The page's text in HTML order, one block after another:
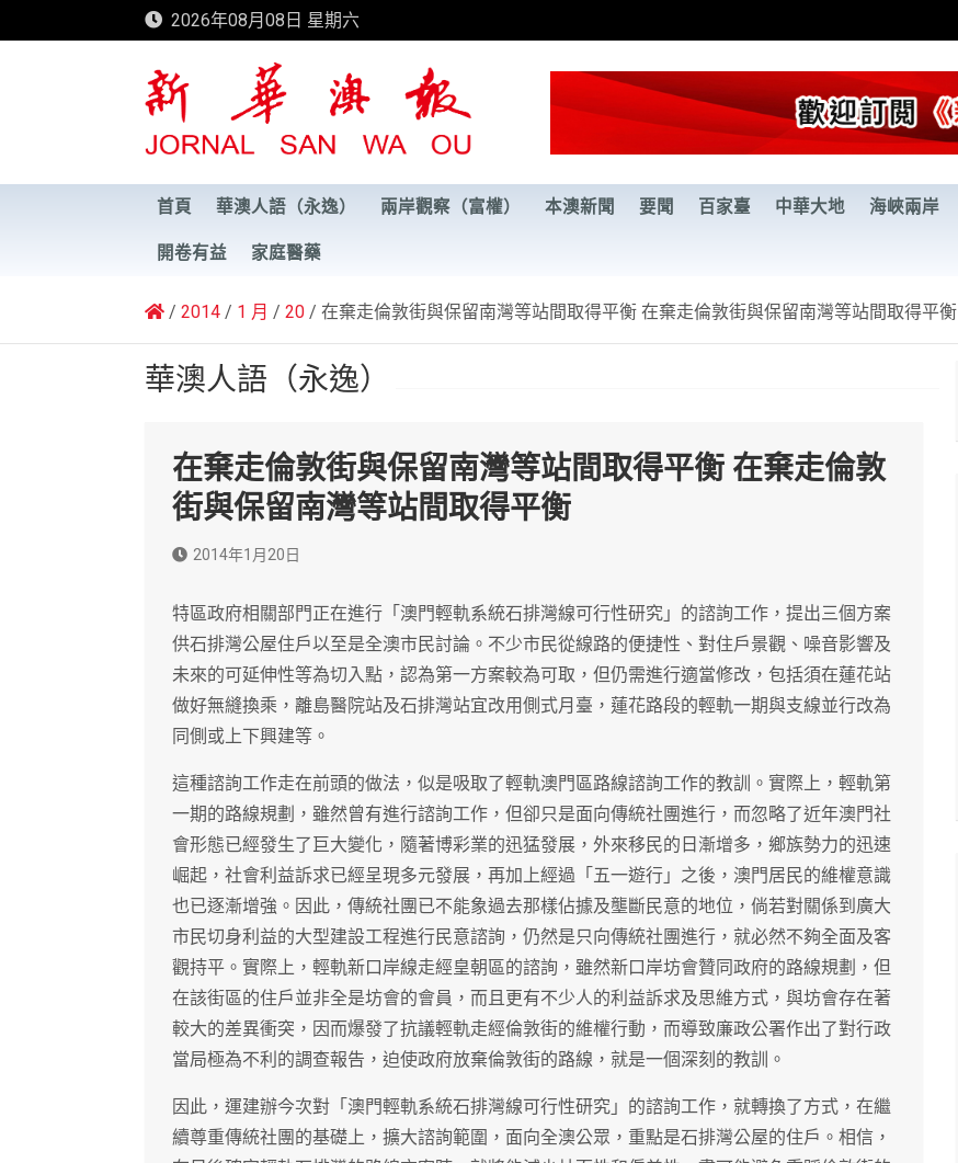
to
2026年08月08日 星期六
新華澳報
首頁 華澳人語（永逸） 兩岸觀察（富權） 本澳新聞 要聞 百家臺 中華大地 海峽兩岸
開卷有益 家庭醫藥
2014 1 月 20 在棄走倫敦街與保留南灣等站間取得平衡 在棄走倫敦街與保留南灣等站間取得平衡
華澳人語（永逸）
在棄走倫敦街與保留南灣等站間取得平衡 在棄走倫敦
街與保留南灣等站間取得平衡
2014年1月20日
特區政府相關部門正在進行「澳門輕軌系統石排灣線可行性研究」的諮詢工作，提出三個方案
供石排灣公屋住戶以至是全澳市民討論。不少市民從線路的便捷性、對住戶景觀、噪音影響及
未來的可延伸性等為切入點，認為第一方案較為可取，但仍需進行適當修改，包括須在蓮花站
做好無縫換乘，離島醫院站及石排灣站宜改用側式月臺，蓮花路段的輕軌一期與支線並行改為
同側或上下興建等。
這種諮詢工作走在前頭的做法，似是吸取了輕軌澳門區路線諮詢工作的教訓。實際上，輕軌第
一期的路線規劃，雖然曾有進行諮詢工作，但卻只是面向傳統社團進行，而忽略了近年澳門社
會形態已經發生了巨大變化，隨著博彩業的迅猛發展，外來移民的日漸增多，鄉族勢力的迅速
崛起，社會利益訴求已經呈現多元發展，再加上經過「五一遊行」之後，澳門居民的維權意識
也已逐漸增強。因此，傳統社團已不能象過去那樣佔據及壟斷民意的地位，倘若對關係到廣大
市民切身利益的大型建設工程進行民意諮詢，仍然是只向傳統社團進行，就必然不夠全面及客
觀持平。實際上，輕軌新口岸線走經皇朝區的諮詢，雖然新口岸坊會贊同政府的路線規劃，但
在該街區的住戶並非全是坊會的會員，而且更有不少人的利益訴求及思維方式，與坊會存在著
較大的差異衝突，因而爆發了抗議輕軌走經倫敦街的維權行動，而導致廉政公署作出了對行政
當局極為不利的調查報告，迫使政府放棄倫敦街的路線，就是一個深刻的教訓。
因此，運建辦今次對「澳門輕軌系統石排灣線可行性研究」的諮詢工作，就轉換了方式，在繼
續尊重傳統社團的基礎上，擴大諮詢範圍，面向全澳公眾，重點是石排灣公屋的住戶。相信，